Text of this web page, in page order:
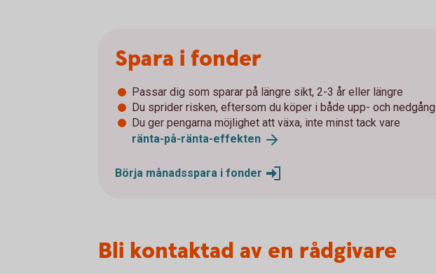
Spara i fonder
Passar dig som sparar på längre sikt, 2-3 år eller längre
Du sprider risken, eftersom du köper i både upp- och nedgång
Du ger pengarna möjlighet att växa, inte minst tack vare
ränta-på-ränta-effekten
Börja månadsspara i fonder
Bli kontaktad av en rådgivare